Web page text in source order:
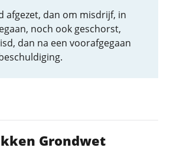
Grondwet
afgezet, dan om misdrijf, in
noch ook geschorst,
dan na een voorafgegaan